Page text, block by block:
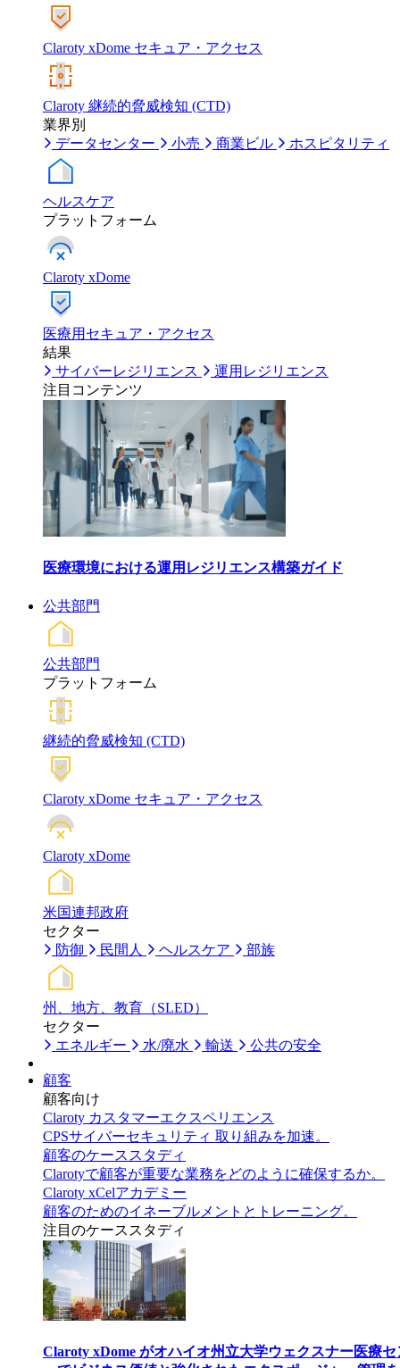
Claroty xDome セキュア・アクセス
Claroty 継続的脅威検知 (CTD)
業界別
データセンター
小売 商業ビル ホスピタリティ
ヘルスケア
プラットフォーム
Claroty xDome
医療用セキュア・アクセス
結果
サイバーレジリエンス
運用レジリエンス
注目コンテンツ
医療環境における運用レジリエンス構築ガイド
公共部門
公共部門
プラットフォーム
継続的脅威検知 (CTD)
Claroty xDome セキュア・アクセス
Claroty xDome
米国連邦政府
セクター
防御
民間人 ヘルスケア 部族
州、地方、教育（SLED）
セクター
エネルギー
水/廃水 輸送 公共の安全
顧客
顧客向け
Claroty カスタマーエクスペリエンス
CPSサイバーセキュリティ 取り組みを加速。
顧客のケーススタディ
Clarotyで顧客が重要な業務をどのように確保するか。
Claroty xCelアカデミー
顧客のためのイネーブルメントとトレーニング。
注目のケーススタディ
Claroty xDome がオハイオ州立大学ウェクスナー医療セ